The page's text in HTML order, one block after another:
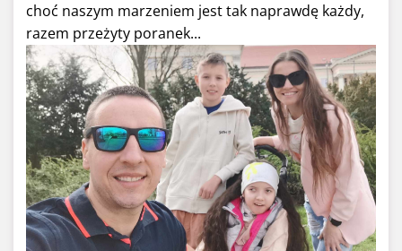
choć naszym marzeniem jest tak naprawdę każdy,
razem przeżyty poranek...